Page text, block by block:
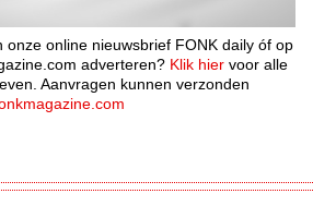
onze online nieuwsbrief FONK daily óf op
adverteren? Klik hier voor alle
Aanvragen kunnen verzonden